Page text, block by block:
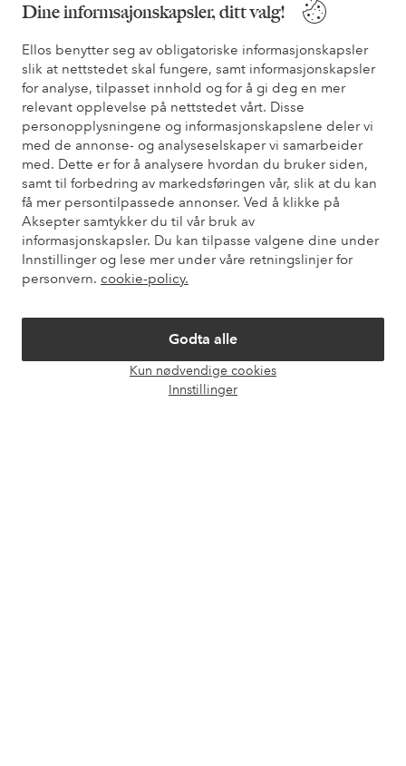
Dine informsajonskapsler, ditt valg!
Ellos benytter seg av obligatoriske informasjonskapsler
slik at nettstedet skal fungere, samt informasjonskapsler
for analyse, tilpasset innhold og for å gi deg en mer
relevant opplevelse på nettstedet vårt. Disse
personopplysningene og informasjonskapslene deler vi
med de annonse- og analyseselskaper vi samarbeider
med. Dette er for å analysere hvordan du bruker siden,
samt til forbedring av markedsføringen vår, slik at du kan
få mer persontilpassede annonser. Ved å klikke på
Aksepter samtykker du til vår bruk av
informasjonskapsler. Du kan tilpasse valgene dine under
Innstillinger og lese mer under våre retningslinjer for
personvern. cookie-policy.
Godta alle
Kun nødvendige cookies
Innstillinger
* Se tilbudsvilkår ved registrering
Trenger du hjelp?
Du finner svar på de vanligste spørsmålene i vår FAQ. Du finner
også informasjon om hvordan du kan kontakte oss.
Kundeservice Bestilling Betalingsmåte
Mine sider